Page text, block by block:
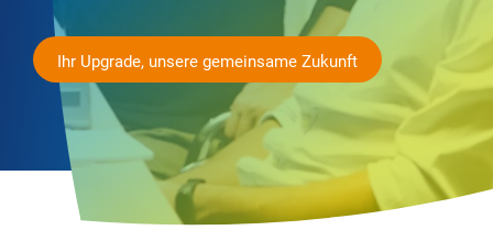
Ihr Upgrade, unsere gemeinsame Zukunft